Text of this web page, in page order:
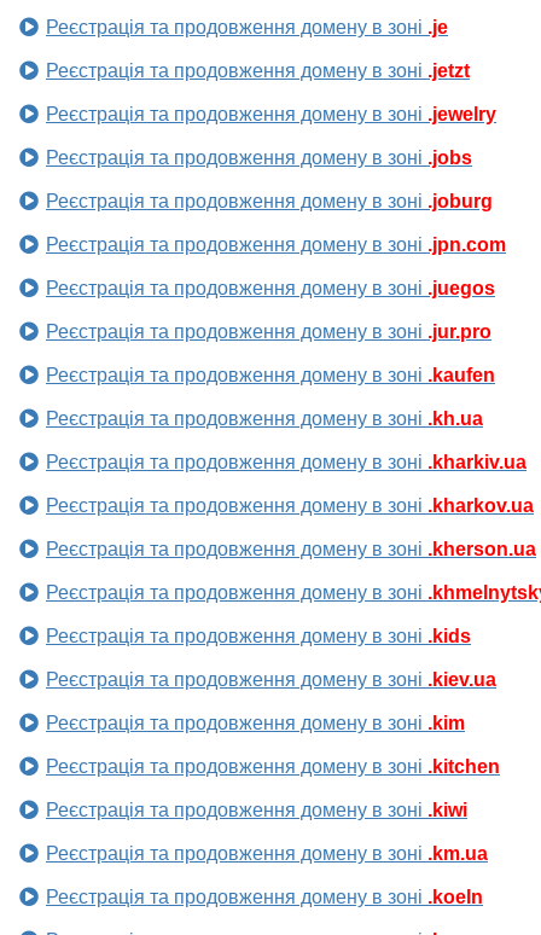
Реєстрація та продовження домену в зоні .je
Реєстрація та продовження домену в зоні .jetzt
Реєстрація та продовження домену в зоні .jewelry
Реєстрація та продовження домену в зоні .jobs
Реєстрація та продовження домену в зоні .joburg
Реєстрація та продовження домену в зоні .jpn.com
Реєстрація та продовження домену в зоні .juegos
Реєстрація та продовження домену в зоні .jur.pro
Реєстрація та продовження домену в зоні .kaufen
Реєстрація та продовження домену в зоні .kh.ua
Реєстрація та продовження домену в зоні .kharkiv.ua
Реєстрація та продовження домену в зоні .kharkov.ua
Реєстрація та продовження домену в зоні .kherson.ua
Реєстрація та продовження домену в зоні
Реєстрація та продовження домену в зоні .kids
Реєстрація та продовження домену в зоні .kiev.ua
Реєстрація та продовження домену в зоні .kim
Реєстрація та продовження домену в зоні .kitchen
Реєстрація та продовження домену в зоні .kiwi
Реєстрація та продовження домену в зоні .km.ua
Реєстрація та продовження домену в зоні .koeln